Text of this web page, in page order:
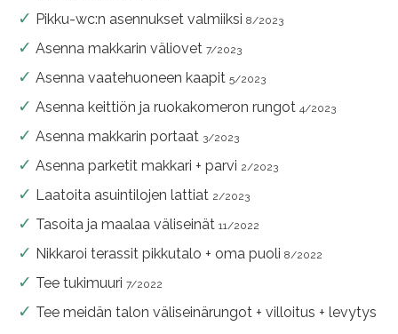
Pikku-wc:n asennukset valmiiksi 8/2023
Asenna makkarin väliovet 7/2023
Asenna vaatehuoneen kaapit 5/2023
Asenna keittiön ja ruokakomeron rungot 4/2023
Asenna makkarin portaat 3/2023
Asenna parketit makkari + parvi 2/2023
Laatoita asuintilojen lattiat 2/2023
Tasoita ja maalaa väliseinät 11/2022
Nikkaroi terassit pikkutalo + oma puoli 8/2022
Tee tukimuuri 7/2022
Tee meidän talon väliseinärungot + villoitus + levytys